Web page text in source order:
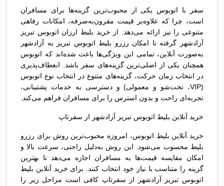
سفر با اتوبوس یکی از محبوب‌ترین گزینه‌ها برای مسافران
است، چرا که علاوه‌بر قیمت مقرون‌به‌صرفه، امکانات رفاهی
متنوعی را نیز ارائه می‌دهد. از خرید بلیط ارزان اتوبوس تبريز
آزادشهر گرفته تا امکان رزرو بلیط اتوبوس تبريز به آزادشهر
به‌صورت آنلاین، تمامی این ویژگی‌ها باعث شده‌اند که اتوبوس
همچنان یکی از اصلی‌ترین گزینه‌های سفر باشد. انعطاف‌پذیری
در انتخاب زمان حرکت، گزینه‌های متنوع در انتخاب نوع اتوبوس
(VIP، تخت‌شو و معمولی) و دسترسی به خدمات پشتیبانی،
تجربه‌ای راحت و بدون استرس را برای مسافران فراهم می‌کند.
خرید آنلاین بلیط اتوبوس تبريز آزادشهر از سفرتاپ
خرید آنلاین بلیط اتوبوس، امروزه محبوب‌ترین روش برای رزرو
بلیط محسوب می‌شود. این روش به‌دلیل راحتی، سرعت بالا و
امکان مقایسه قیمت‌ها به مسافران اجازه می‌دهد تا بهترین
گزینه را متناسب با نیاز خود انتخاب کنند. برای خرید آنلاین بلیط
اتوبوس تبريز آزادشهر از سفرتاپ کافی است مراحل زیر را